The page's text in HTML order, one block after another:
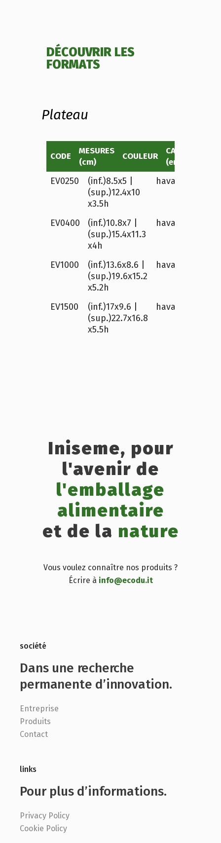
DÉCOUVRIR LES
FORMATS
Plateau
CODE
MESURES
(cm)
COULEUR
CAPACITÉ
(environ)
EV0250
(inf.)8.5x5 |
(sup.)12.4x10
x3.5h
havane
EV0400
(inf.)10.8x7 |
(sup.)15.4x11.3
x4h
havane
EV1000
(inf.)13.6x8.6 |
(sup.)19.6x15.2
x5.2h
havane
EV1500
(inf.)17x9.6 |
(sup.)22.7x16.8
x5.5h
havane
Iniseme, pour
l'avenir de
l'emballage
alimentaire
et de la nature
Vous voulez connaître nos produits ?
Écrire à info@ecodu.it
société
Dans une recherche
permanente d’innovation.
Entreprise
Produits
Contact
links
Pour plus d’informations.
Privacy Policy
Cookie Policy